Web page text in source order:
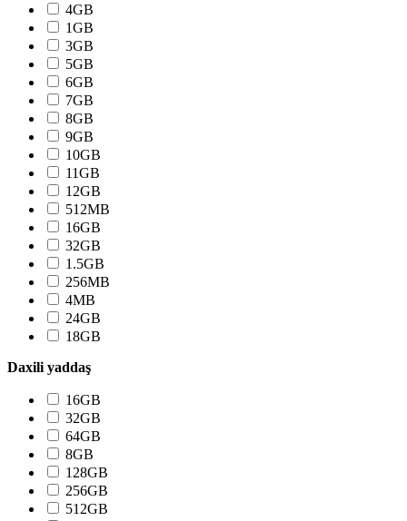
4GB
1GB
3GB
5GB
6GB
7GB
8GB
9GB
10GB
11GB
12GB
512MB
16GB
32GB
1.5GB
256MB
4MB
24GB
18GB
Daxili yaddaş
16GB
32GB
64GB
8GB
128GB
256GB
512GB